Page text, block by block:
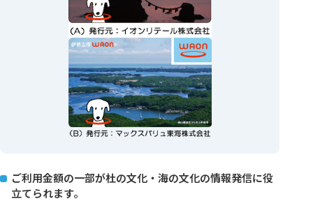
ご利用金額の一部が杜の文化・海の文化の情報発信に役
立てられます。